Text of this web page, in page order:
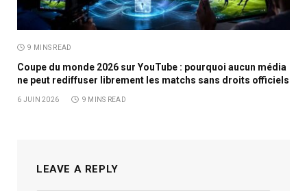
9 MINS READ
Coupe du monde 2026 sur YouTube : pourquoi aucun média
ne peut rediffuser librement les matchs sans droits officiels
6 JUIN 2026 9 MINS READ
LEAVE A REPLY